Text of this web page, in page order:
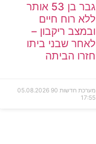
גבר בן 53 אותר
ללא רוח חיים
ובמצב ריקבון –
לאחר שבני ביתו
חזרו הביתה
מערכת חדשות 90
05.08.2026
17:55